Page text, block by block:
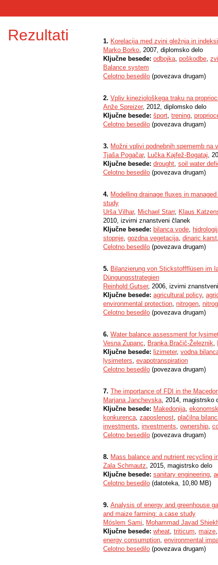
Rezultati 1. Korelacija med zvini gležnja in
Marko Borko, 2007, diplomsko delo
Ključne besede: odbojka, poškodbe,
Balance system
Celotno besedilo (povezava drugam)
2. Vpliv kineziološkega traku na
Anže Spreizer, 2012, diplomsko delo
Ključne besede: šport, trening,
Celotno besedilo (povezava drugam)
3. Možni vplivi podnebnih spememb na
Tjaša Pogačar, Lučka Kajfež-Bogataj,
Ključne besede: drought, soil water
Celotno besedilo (povezava drugam)
4. Modelling drainage fluxes in
study
Urša Vilhar, Michael Starr, Klaus
2010, izvirni znanstveni članek
Ključne besede: bilanca vode,
stopnje, gozdna vegetacija, dinaric karst
Celotno besedilo (povezava drugam)
5. Bilanzierung von Stickstoffflüsen im
Düngungsstrategien
Reinhold Gutser, 2006, izvirni
Ključne besede: agricultural policy,
environmental protection, nitrogen,
Celotno besedilo (povezava drugam)
6. Water balance assessment for
Vesna Zupanc, Branka Bračič-Železnik,
Ključne besede: lizimeter, vodna
lysimeters, evapotranspiration
Celotno besedilo (povezava drugam)
7. The importance of FDI in the
Marjana Janchevska, 2014, magistrsko
Ključne besede: Makedonija,
konkurenca, zaposlenost, plačilna
investments, investments, ownership,
Celotno besedilo (povezava drugam)
8. Mass balance and nutrient recycling
Zala Schmautz, 2015, magistrsko delo
Ključne besede: sanitary engineering,
Celotno besedilo (datoteka, 10,80 MB)
9. Analysis of energy and greenhouse
and maize farming: a case study
Móslem Sami, Mohammad Javad
Ključne besede: wheat, triticum, maize
energy consumption, environmental
Celotno besedilo (povezava drugam)